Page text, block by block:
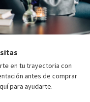
en tu trayectoria con
antes de comprar
para ayudarte.